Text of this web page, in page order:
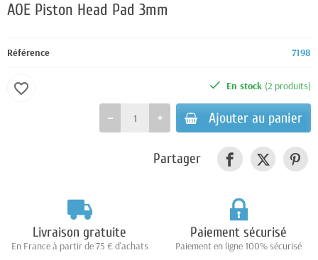
AOE Piston Head Pad 3mm
Référence 7198
En stock (2 produits)
Ajouter au panier
favorite_border
Partager
Livraison gratuite
En France à partir de 75 € d'achats
Paiement sécurisé
Paiement en ligne 100% sécurisé